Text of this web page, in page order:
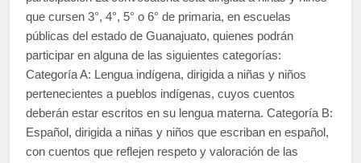
que cursen 3°, 4°, 5° o 6° de primaria, en escuelas
públicas del estado de Guanajuato, quienes podrán
participar en alguna de las siguientes categorías:
Categoría A: Lengua indígena, dirigida a niñas y niños
pertenecientes a pueblos indígenas, cuyos cuentos
deberán estar escritos en su lengua materna. Categoría B:
Español, dirigida a niñas y niños que escriban en español,
con cuentos que reflejen respeto y valoración de las